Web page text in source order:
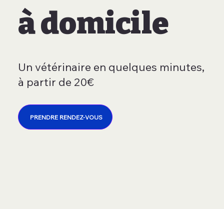
à domicile
Un vétérinaire en quelques minutes,
à partir de 20€
PRENDRE RENDEZ-VOUS